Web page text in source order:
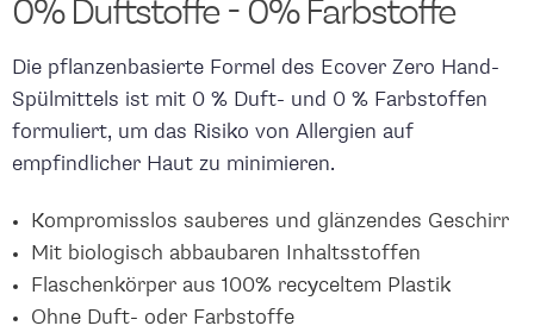
0% Duftstoffe - 0% Farbstoffe
Die pflanzenbasierte Formel des Ecover Zero Hand-
Spülmittels ist mit 0 % Duft- und 0 % Farbstoffen
formuliert, um das Risiko von Allergien auf
empfindlicher Haut zu minimieren.
Kompromisslos sauberes und glänzendes Geschirr
Mit biologisch abbaubaren Inhaltsstoffen
Flaschenkörper aus 100% recyceltem Plastik
Ohne Duft- oder Farbstoffe